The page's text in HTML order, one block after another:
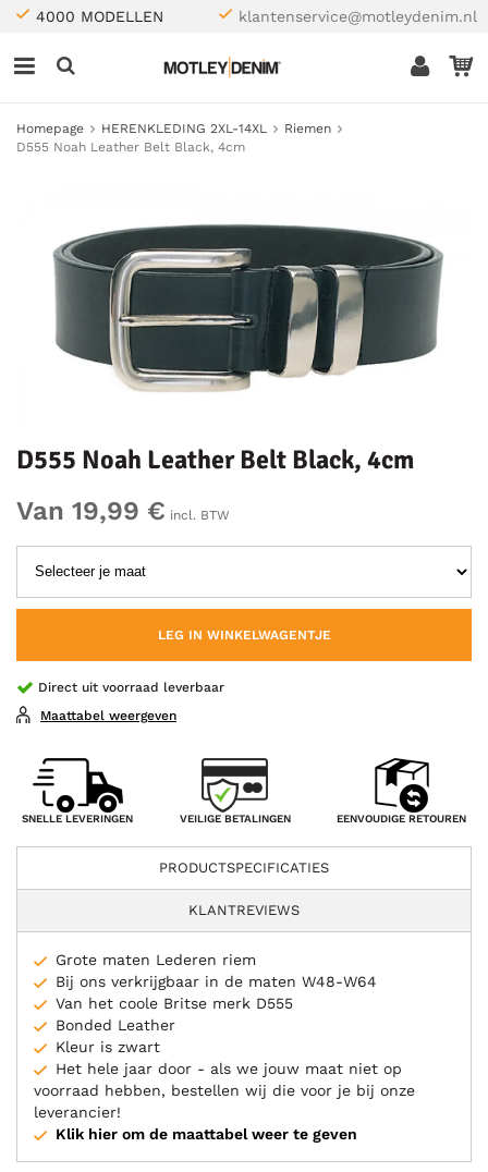
4000 MODELLEN klantenservice@motleydenim.nl
Homepage HERENKLEDING 2XL-14XL
Riemen
D555 Noah Leather Belt Black, 4cm
D555 Noah Leather Belt Black, 4cm
Van 19,99 € incl. BTW
LEG IN WINKELWAGENTJE
Direct uit voorraad leverbaar
Maattabel weergeven
SNELLE LEVERINGEN VEILIGE BETALINGEN EENVOUDIGE RETOUREN
PRODUCTSPECIFICATIES
KLANTREVIEWS
Grote maten Lederen riem
Bij ons verkrijgbaar in de maten W48-W64
Van het coole Britse merk D555
Bonded Leather
Kleur is zwart
Het hele jaar door - als we jouw maat niet op
voorraad hebben, bestellen wij die voor je bij onze
leverancier!
Klik hier om de maattabel weer te geven